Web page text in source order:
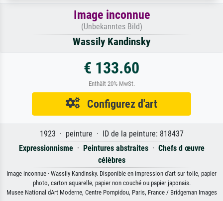
Image inconnue
(Unbekanntes Bild)
Wassily Kandinsky
€ 133.60
Enthält 20% MwSt.
Configurez d'art
1923 · peinture · ID de la peinture: 818437
Expressionnisme· Peintures abstraites· Chefs d œuvre
célèbres
Image inconnue · Wassily Kandinsky. Disponible en impression d'art sur toile, papier
photo, carton aquarelle, papier non couché ou papier japonais.
Musee National dArt Moderne, Centre Pompidou, Paris, France / Bridgeman Images